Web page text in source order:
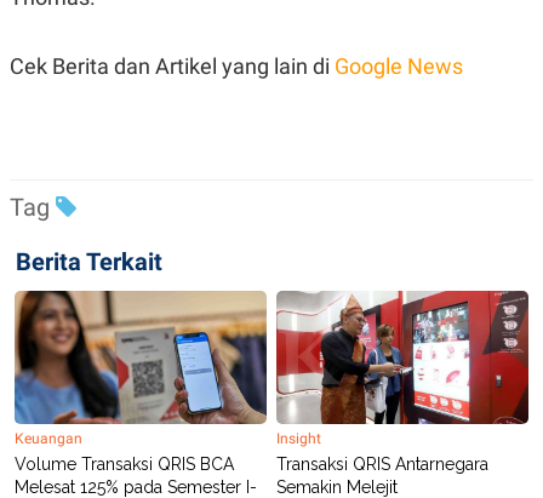
Cek Berita dan Artikel yang lain di Google News
Tag
Berita Terkait
Keuangan
Volume Transaksi QRIS BCA
Melesat 125% pada Semester I-
Insight
Transaksi QRIS Antarnegara
Semakin Melejit